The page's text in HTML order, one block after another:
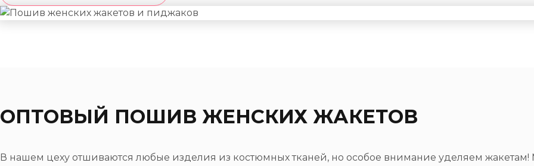
ОПТОВЫЙ ПОШИВ ЖЕНСКИХ ЖАКЕТОВ
В нашем цеху отшиваются любые изделия из костюмных тканей, но особое внимание уделяем жакетам!